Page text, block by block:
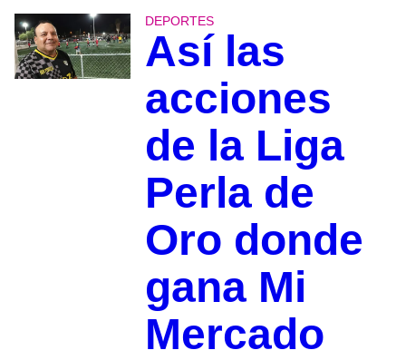
DEPORTES
Así las
acciones
de la Liga
Perla de
Oro donde
gana Mi
Mercado